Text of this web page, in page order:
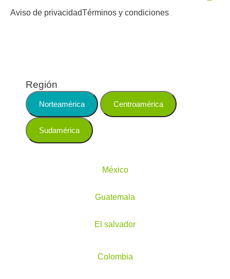
Aviso de privacidadTérminos y condiciones
Región
Norteamérica Centroamérica
Sudamérica
México
Guatemala
El salvador
Colombia